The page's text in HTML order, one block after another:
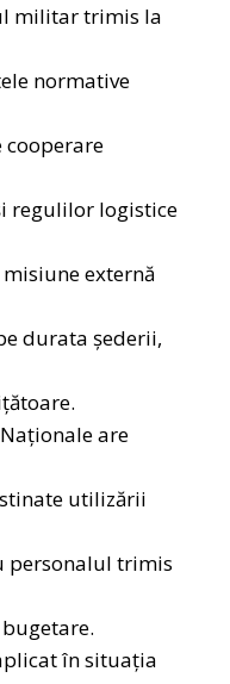
militar trimis la
normative
regulilor logistice
externă
durata șederii,
are
utilizării
personalul trimis
în situația